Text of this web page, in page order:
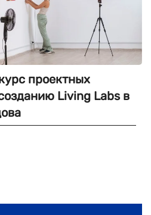
проектных
Living Labs в